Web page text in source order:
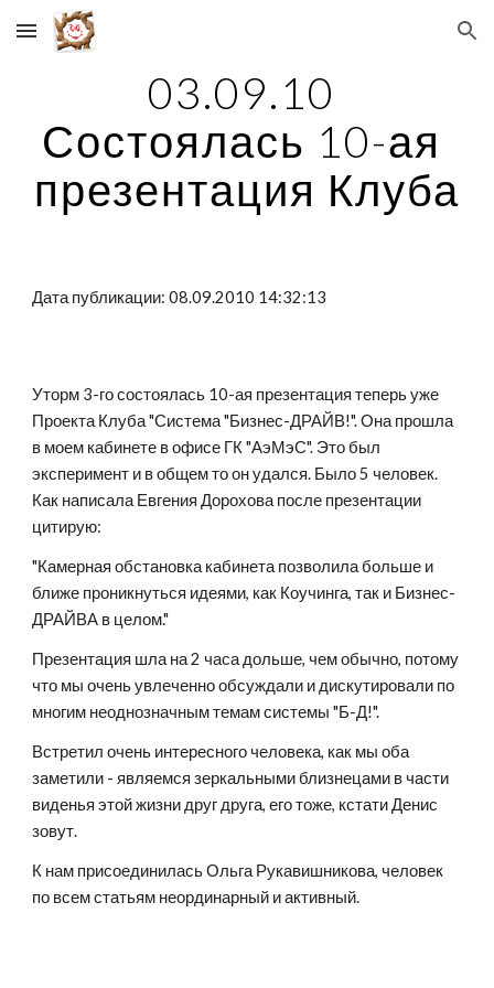
Skip to main content Skip to navigation
03.09.10
Состоялась 10-ая
презентация Клуба
Дата публикации: 08.09.2010 14:32:13
Уторм 3-го состоялась 10-ая презентация теперь уже
Проекта Клуба "Система "Бизнес-ДРАЙВ!". Она прошла
в моем кабинете в офисе ГК "АэМэС". Это был
эксперимент и в общем то он удался. Было 5 человек.
Как написала Евгения Дорохова после презентации
цитирую:
"Камерная обстановка кабинета позволила больше и
ближе проникнуться идеями, как Коучинга, так и Бизнес-
ДРАЙВА в целом."
Презентация шла на 2 часа дольше, чем обычно, потому
что мы очень увлеченно обсуждали и дискутировали по
многим неоднозначным темам системы "Б-Д!".
Встретил очень интересного человека, как мы оба
заметили - являемся зеркальными близнецами в части
виденья этой жизни друг друга, его тоже, кстати Денис
зовут.
К нам присоединилась Ольга Рукавишникова, человек
по всем статьям неординарный и активный.